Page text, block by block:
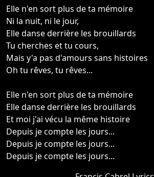
Elle n'en sort plus de ta mémoire
Ni la nuit, ni le jour,
Elle danse derrière les brouillards
Tu cherches et tu cours,
Mais y'a pas d'amours sans histoires
Oh tu rêves, tu rêves...
Elle n'en sort plus de ta mémoire
Elle danse derrière les brouillards
Et moi j'ai vécu la même histoire
Depuis je compte les jours...
Depuis je compte les jours...
Depuis je compte les jours...